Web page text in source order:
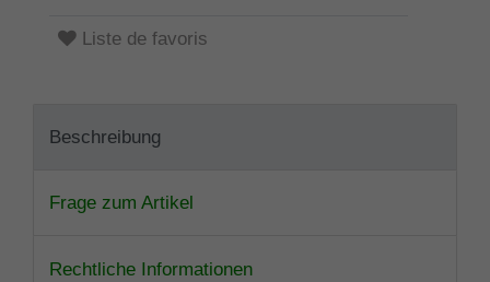
Liste de favoris
Beschreibung
Frage zum Artikel
Rechtliche Informationen